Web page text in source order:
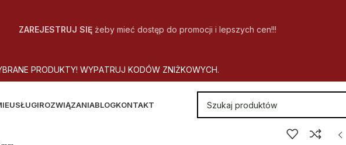
ZAREJESTRUJ SIĘżeby mieć dostęp do promocji i lepszych cen!!!
BRANE PRODUKTY! WYPATRUJ KODÓW ZNIŻKOWYCH.
USŁUGIROZWIĄZANIABLOGKONTAKT